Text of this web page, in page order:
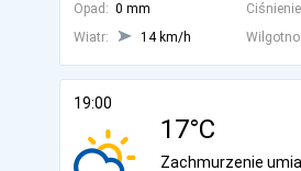
Opad: 0 mm
Wiatr:
14 km/h
19:00
17°C
Zachmurzenie